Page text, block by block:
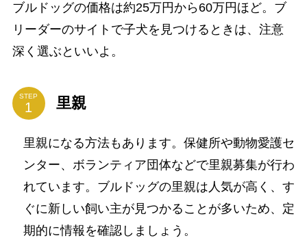
ブルドッグの価格は約25万円から60万円ほど。ブ
リーダーのサイトで子犬を見つけるときは、注意
深く選ぶといいよ。
STEP 里親
里親になる方法もあります。保健所や動物愛護セ
ンター、ボランティア団体などで里親募集が行わ
れています。ブルドッグの里親は人気が高く、す
ぐに新しい飼い主が見つかることが多いため、定
期的に情報を確認しましょう。